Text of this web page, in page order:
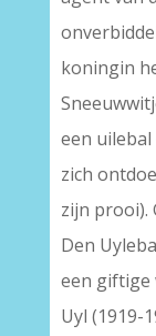
koningin
een
zich
zijn prooi).
Den
een giftige
Uyl (1919-